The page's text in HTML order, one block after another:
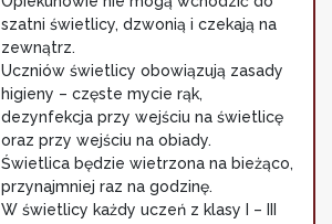
szatni świetlicy, dzwonią i czekają na
zewnątrz.
Uczniów świetlicy obowiązują zasady
higieny – częste mycie rąk,
dezynfekcja przy wejściu na świetlicę
oraz przy wejściu na obiady.
Świetlica będzie wietrzona na bieżąco,
przynajmniej raz na godzinę.
W świetlicy każdy uczeń z klasy I – III